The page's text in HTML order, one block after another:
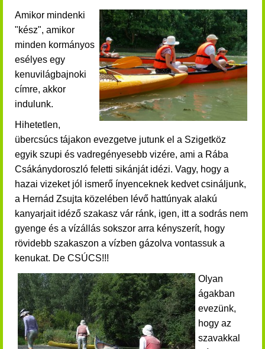
Amikor mindenki
"kész", amikor
minden kormányos
esélyes egy
kenuvilágbajnoki
címre, akkor
indulunk.
Hihetetlen,
übercsúcs tájakon evezgetve jutunk el a Szigetköz
egyik szupi és vadregényesebb vizére, ami a Rába
Csákánydoroszló feletti sikánját idézi. Vagy, hogy a
hazai vizeket jól ismerő ínyenceknek kedvet csináljunk,
a Hernád Zsujta közelében lévő hattúnyak alakú
kanyarjait idéző szakasz vár ránk, igen, itt a sodrás nem
gyenge és a vízállás sokszor arra kényszerít, hogy
rövidebb szakaszon a vízben gázolva vontassuk a
kenukat. De CSÚCS!!!
Olyan
ágakban
evezünk,
hogy az
szavakkal